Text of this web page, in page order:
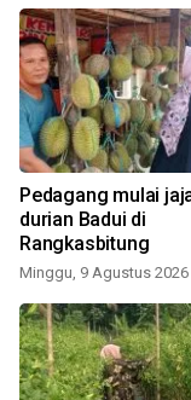
Pedagang mulai
durian Badui di
Rangkasbitung
Minggu, 9 Agustus 2026